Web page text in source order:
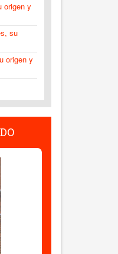
origen y
su
origen y